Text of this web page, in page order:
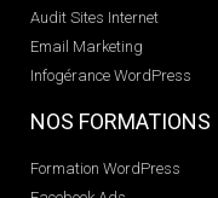
Audit Sites Internet
Email Marketing
Infogérance WordPress
NOS FORMATIONS
Formation WordPress